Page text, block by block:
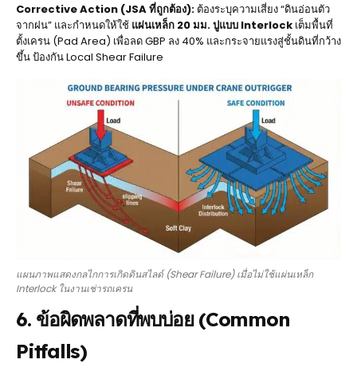
Corrective Action (JSA ที่ถูกต้อง): ต้องระบุความเสี่ยง “ดินอ่อนตัว
จากฝน” และกำหนดให้ใช้ แผ่นเหล็ก 20 มม. ปูแบบ Interlock เต็มพื้นที่
ตั้งเครน (Pad Area) เพื่อลด GBP ลง 40% และกระจายแรงสู่ชั้นดินที่กว้าง
ขึ้น ป้องกัน Local Shear Failure
แผนภาพแสดงกลไกการเกิดดินสไลด์ (Shear Failure) เมื่อไม่ใช้แผ่นเหล็ก
Interlock ในงานเช่ารถเครน
6. ข้อผิดพลาดที่พบบ่อย (Common
Pitfalls)